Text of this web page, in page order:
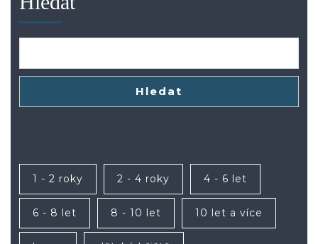
Hledat
1 - 2 roky 2 - 4 roky 4 - 6 let
6 - 8 let 8 - 10 let 10 let a více